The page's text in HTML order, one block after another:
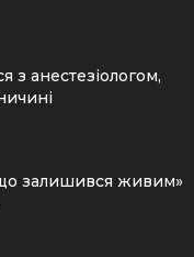
з анестезіологом,
залишився живим»